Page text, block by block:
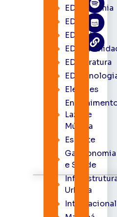
EDacademia
EDbrasília
EDcast
EDliteratura
Eleições
Lazer e
Música
Esporte
Gastronomia
e Saúde
Urbana
Internacional